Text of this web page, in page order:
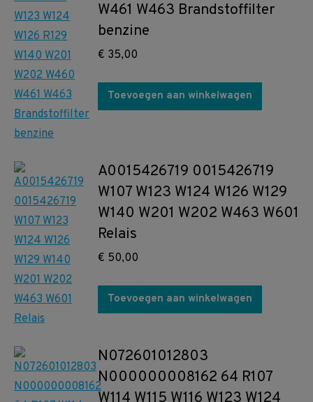
W461 W463 Brandstoffilter
benzine
€ 35,00
Toevoegen aan winkelwagen
A0015426719 0015426719
W107 W123 W124 W126 W129
W140 W201 W202 W463 W601
Relais
€ 50,00
Toevoegen aan winkelwagen
N072601012803
N000000008162 64 R107
W114 W115 W116 W123 W124